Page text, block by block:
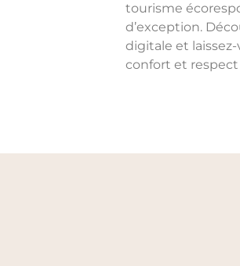
tourisme
d’exception.
digitale et
confort et